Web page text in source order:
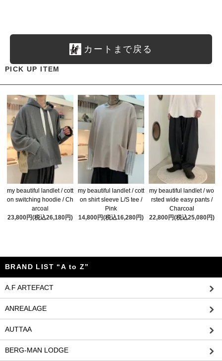
カートまで戻る
PICK UP ITEM
my beautiful landlet / cott
on switching hoodie / Ch
arcoal
23,800円(税込26,180円)
my beautiful landlet / cott
on shirt sleeve L/S tee /
Pink
14,800円(税込16,280円)
my beautiful landlet / wo
rsted wide easy pants /
Charcoal
22,800円(税込25,080円)
BRAND LIST “A to Z”
A.F ARTEFACT
ANREALAGE
AUTTAA
BERG-MAN LODGE